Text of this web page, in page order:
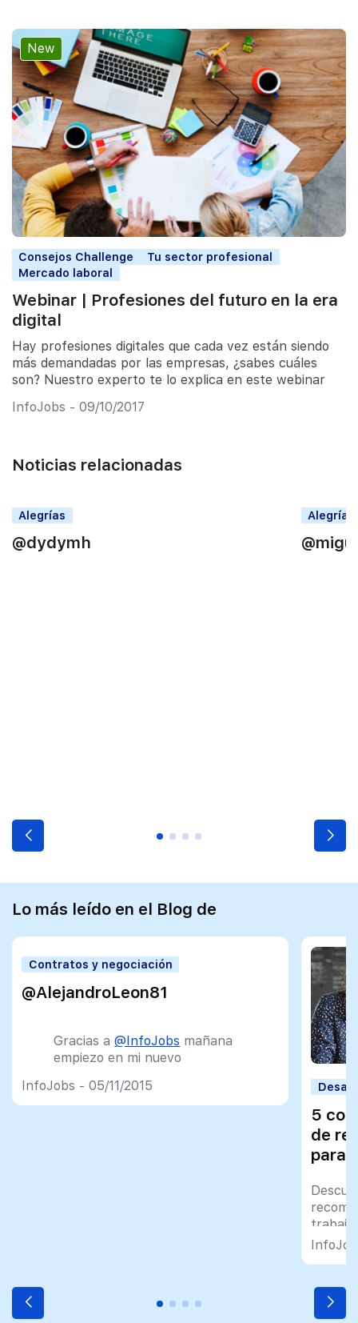
New
Consejos Challenge
Tu sector profesional
Mercado laboral
Webinar | Profesiones del futuro en la era
digital
Hay profesiones digitales que cada vez están siendo
más demandadas por las empresas, ¿sabes cuáles
son? Nuestro experto te lo explica en este webinar
InfoJobs - 09/10/2017
Noticias relacionadas
Alegrías
@dydymh
Alegrías
Lo más leído en el Blog de
Contratos y negociación
@AlejandroLeon81
Gracias a@InfoJobs mañana
empiezo en mi nuevo
funcionaba pero me
equivocaba.#gracias
InfoJobs - 05/11/2015
5
de
para
trabajo
cuenta